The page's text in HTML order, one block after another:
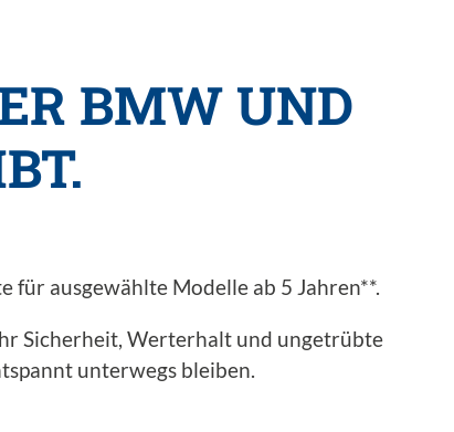
BMW UND
für ausgewählte Modelle ab 5 Jahren**.
Sicherheit, Werterhalt und ungetrübte
unterwegs bleiben.